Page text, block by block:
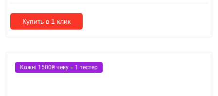
Купить в 1 клик
Кожні 1500₴ чеку = 1 тестер